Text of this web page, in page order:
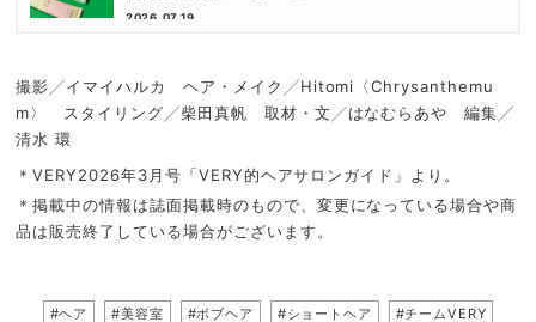
2026.07.19
撮影╱イマイハルカ ヘア・メイク╱Hitomi〈Chrysanthemu
m〉 スタイリング╱柴田真帆 取材・文╱はなむらあや 編集╱
清水 環
＊VERY2026年3月号「VERY的ヘアサロンガイド」より。
＊掲載中の情報は誌面掲載時のもので、変更になっている場合や商
品は販売終了している場合がございます。
#ヘア #美容室 #ボブヘア #ショートヘア #チームVERY